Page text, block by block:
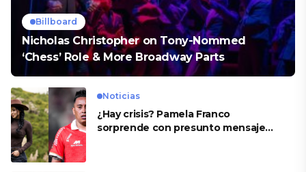
Billboard
Nicholas Christopher on Tony-Nommed
‘Chess’ Role & More Broadway Parts
Noticias
¿Hay crisis? Pamela Franco
sorprende con presunto mensaje